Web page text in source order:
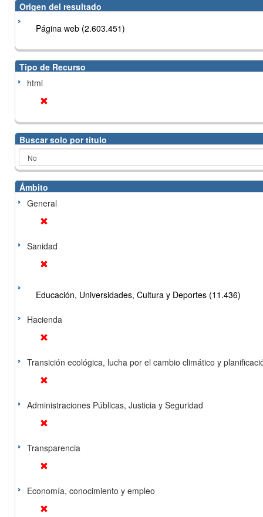
Origen del resultado
Página web (2.603.451)
Tipo de Recurso
html
Buscar solo por título
Ámbito
General
Sanidad
Educación, Universidades, Cultura y Deportes (11.436)
Hacienda
Transición ecológica, lucha por el cambio climático y
Administraciones Públicas, Justicia y Seguridad
Transparencia
Economía, conocimiento y empleo